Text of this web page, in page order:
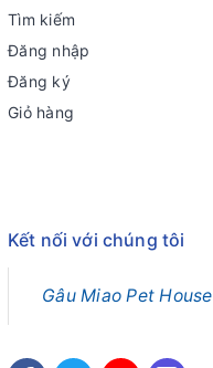
Tìm kiếm
Đăng nhập
Đăng ký
Giỏ hàng
Kết nối với chúng tôi
Gâu Miao Pet House